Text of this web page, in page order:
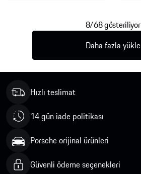
8/68 gösteriliyor
Daha fazla yükle
Hızlı teslimat
14 gün iade politikası
Porsche orijinal ürünleri
Güvenli ödeme seçenekleri